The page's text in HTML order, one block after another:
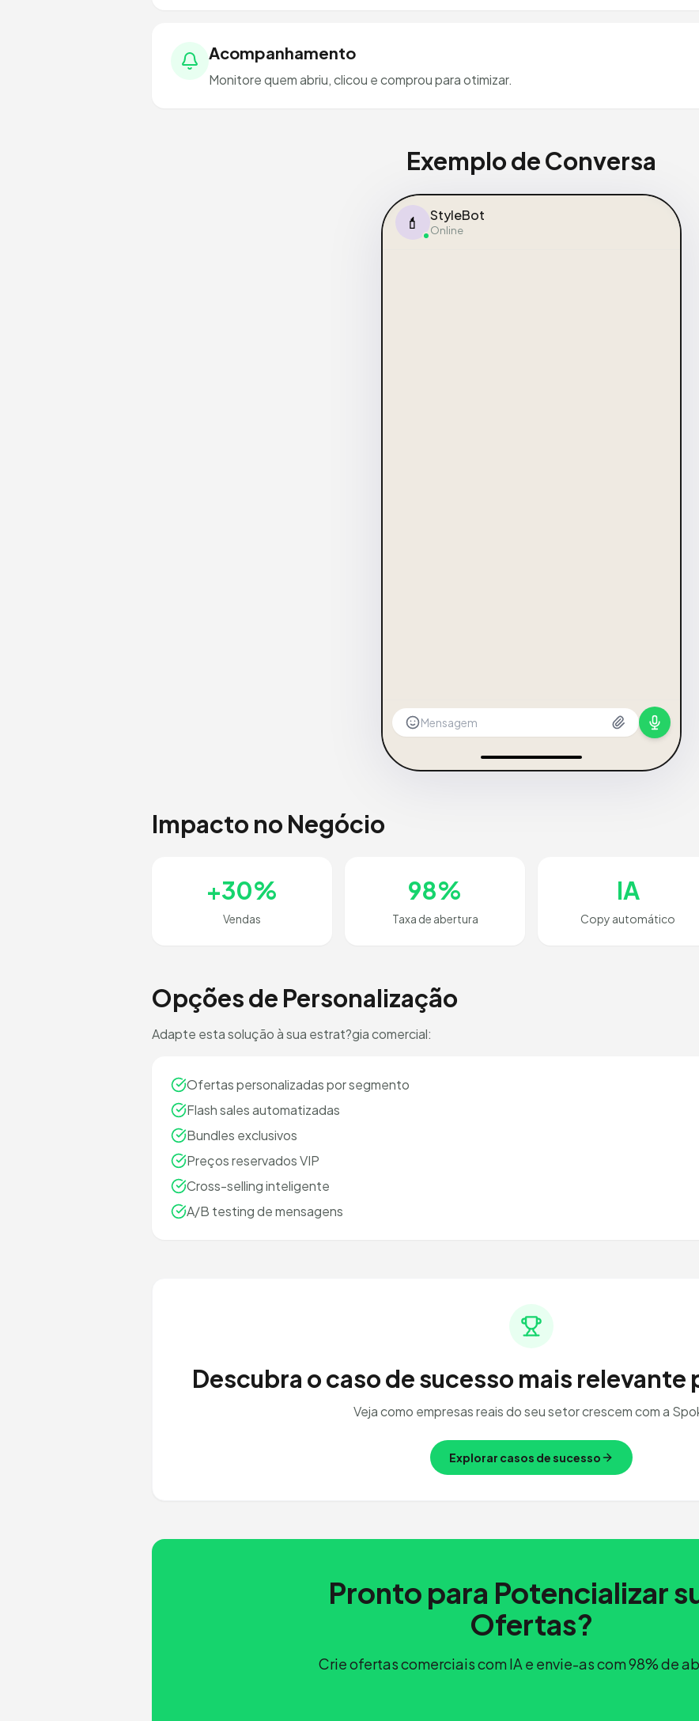
Acompanhamento
Monitore quem abriu, clicou e comprou para otimizar.
Exemplo de Conversa
💄 StyleBot
Online
Mensagem
Impacto no Negócio
+30%
Vendas
98%
Taxa de abertura
IA
Copy automático
Opções de Personalização
Adapte esta solução à sua estrat?gia comercial:
Ofertas personalizadas por segmento
Flash sales automatizadas
Bundles exclusivos
Preços reservados VIP
Cross-selling inteligente
A/B testing de mensagens
Descubra o caso de sucesso mais relevante
Veja como empresas reais do seu setor crescem com a
Explorar casos de sucesso
Pronto para Potencializar
Ofertas?
Crie ofertas comerciais com IA e envie-as com 98% de